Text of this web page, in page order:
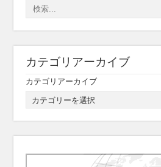
カテゴリアーカイブ
カテゴリアーカイブ